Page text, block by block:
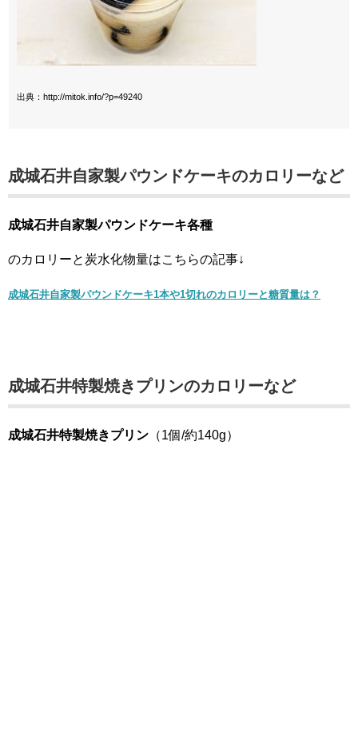
出典：http://mitok.info/?p=49240
成城石井自家製パウンドケーキのカロリーなど
成城石井自家製パウンドケーキ各種
のカロリーと炭水化物量はこちらの記事↓
成城石井自家製パウンドケーキ1本や1切れのカロリーと糖質量は？
成城石井特製焼きプリンのカロリーなど
成城石井特製焼きプリン （1個/約140g）